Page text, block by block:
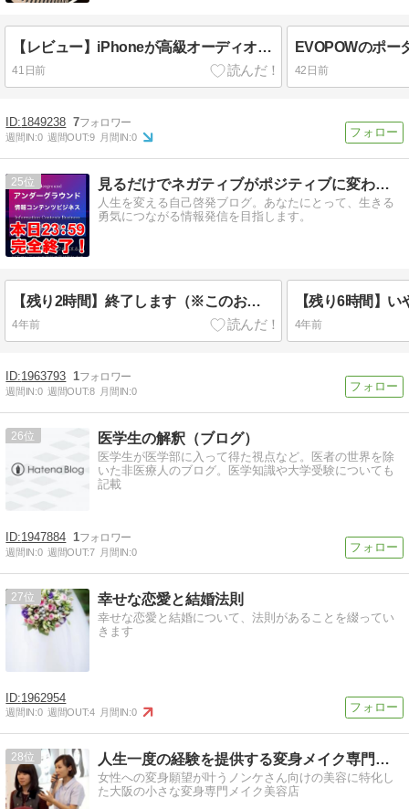
【レビュー】iPhoneが高級オーディオに？アルミ製ケースに変えたら、まるで新品を買ったような感動だった。
41日前 42日前
1849238 7
週間IN:0 週間OUT:9 月間IN:0
25 見るだけでネガティブがポジティブに変わる不思議なブログ
人生を変える自己啓発ブログ。あなたにとって、生きる
勇気につながる情報発信を目指します。
【残り2時間】終了します（※このお誘いは今回限り）
4年前 4年前
1963793 1
週間IN:0 週間OUT:8 月間IN:0
26 医学生の解釈（ブログ）
医学生が医学部に入って得た視点など。医者の世界を除
いた非医療人のブログ。医学知識や大学受験についても
記載
1947884 1
週間IN:0 週間OUT:7 月間IN:0
27 幸せな恋愛と結婚法則
幸せな恋愛と結婚について、法則があることを綴ってい
きます
1962954
週間IN:0 週間OUT:4 月間IN:0
28 人生一度の経験を提供する変身メイク専門美容店
女性への変身願望が叶うノンケさん向けの美容に特化し
た大阪の小さな変身専門メイク美容店